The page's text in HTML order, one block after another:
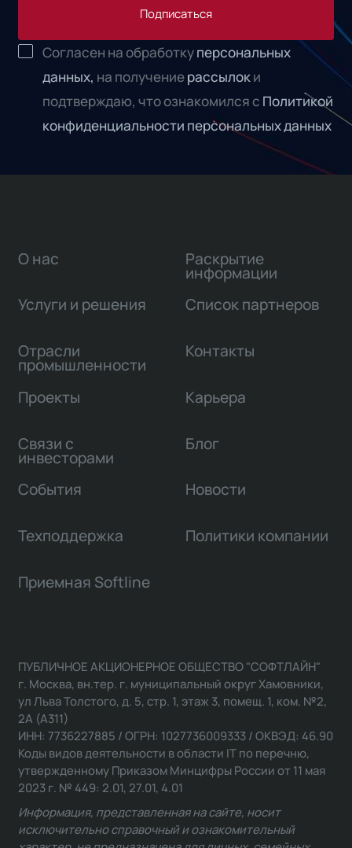
Подписаться
Согласен на обработкуперсональных
данных, на получениерассылоки
подтверждаю, что ознакомился с Политикой
конфиденциальности персональных данных
О нас
Услуги и решения
Отрасли
промышленности
Проекты
Связи с
инвесторами
Раскрытие
информации
Список партнеров
Контакты
Карьера
Блог
События Новости
Техподдержка Политики компании
Приемная Softline
ПУБЛИЧНОЕ АКЦИОНЕРНОЕ ОБЩЕСТВО "СОФТЛАЙН"
г. Москва, вн.тер. г. муниципальный округ Хамовники,
ул Льва Толстого, д. 5, стр. 1, этаж 3, помещ. 1, ком. №2,
2А (А311)
ИНН: 7736227885 / ОГРН: 1027736009333 / ОКВЭД: 46.90
Коды видов деятельности в области IT по перечню,
утвержденному Приказом Минцифры России от 11 мая
2023 г. № 449: 2.01, 27.01, 4.01
Информация, представленная на сайте, носит
исключительно справочный и ознакомительный